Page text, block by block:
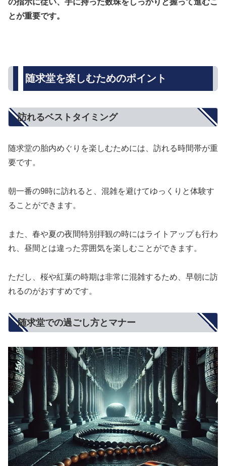
とが重要です。
随求堂を楽しむためのポイント
訪れるベストタイミング
随求堂の胎内めぐりを楽しむためには、訪れる時間帯が重
要です。
朝一番の9時に訪れると、混雑を避けてゆっくりと体験す
ることができます。
また、春や夏の夜間特別拝観の時にはライトアップも行わ
れ、昼間とは違った雰囲気を楽しむことができます。
ただし、桜や紅葉の時期は非常に混雑するため、早朝に訪
れるのがおすすめです。
随求堂での過ごし方とマナー